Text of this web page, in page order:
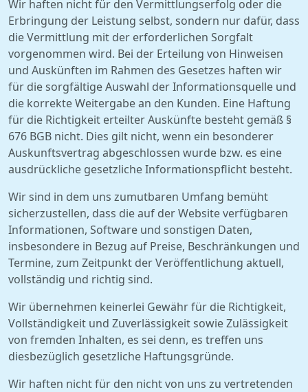
Wir haften nicht für den Vermittlungserfolg oder die
Erbringung der Leistung selbst, sondern nur dafür, dass
die Vermittlung mit der erforderlichen Sorgfalt
vorgenommen wird. Bei der Erteilung von Hinweisen
und Auskünften im Rahmen des Gesetzes haften wir
für die sorgfältige Auswahl der Informationsquelle und
die korrekte Weitergabe an den Kunden. Eine Haftung
für die Richtigkeit erteilter Auskünfte besteht gemäß §
676 BGB nicht. Dies gilt nicht, wenn ein besonderer
Auskunftsvertrag abgeschlossen wurde bzw. es eine
ausdrückliche gesetzliche Informationspflicht besteht.
Wir sind in dem uns zumutbaren Umfang bemüht
sicherzustellen, dass die auf der Website verfügbaren
Informationen, Software und sonstigen Daten,
insbesondere in Bezug auf Preise, Beschränkungen und
Termine, zum Zeitpunkt der Veröffentlichung aktuell,
vollständig und richtig sind.
Wir übernehmen keinerlei Gewähr für die Richtigkeit,
Vollständigkeit und Zuverlässigkeit sowie Zulässigkeit
von fremden Inhalten, es sei denn, es treffen uns
diesbezüglich gesetzliche Haftungsgründe.
Wir haften nicht für den nicht von uns zu vertretenden